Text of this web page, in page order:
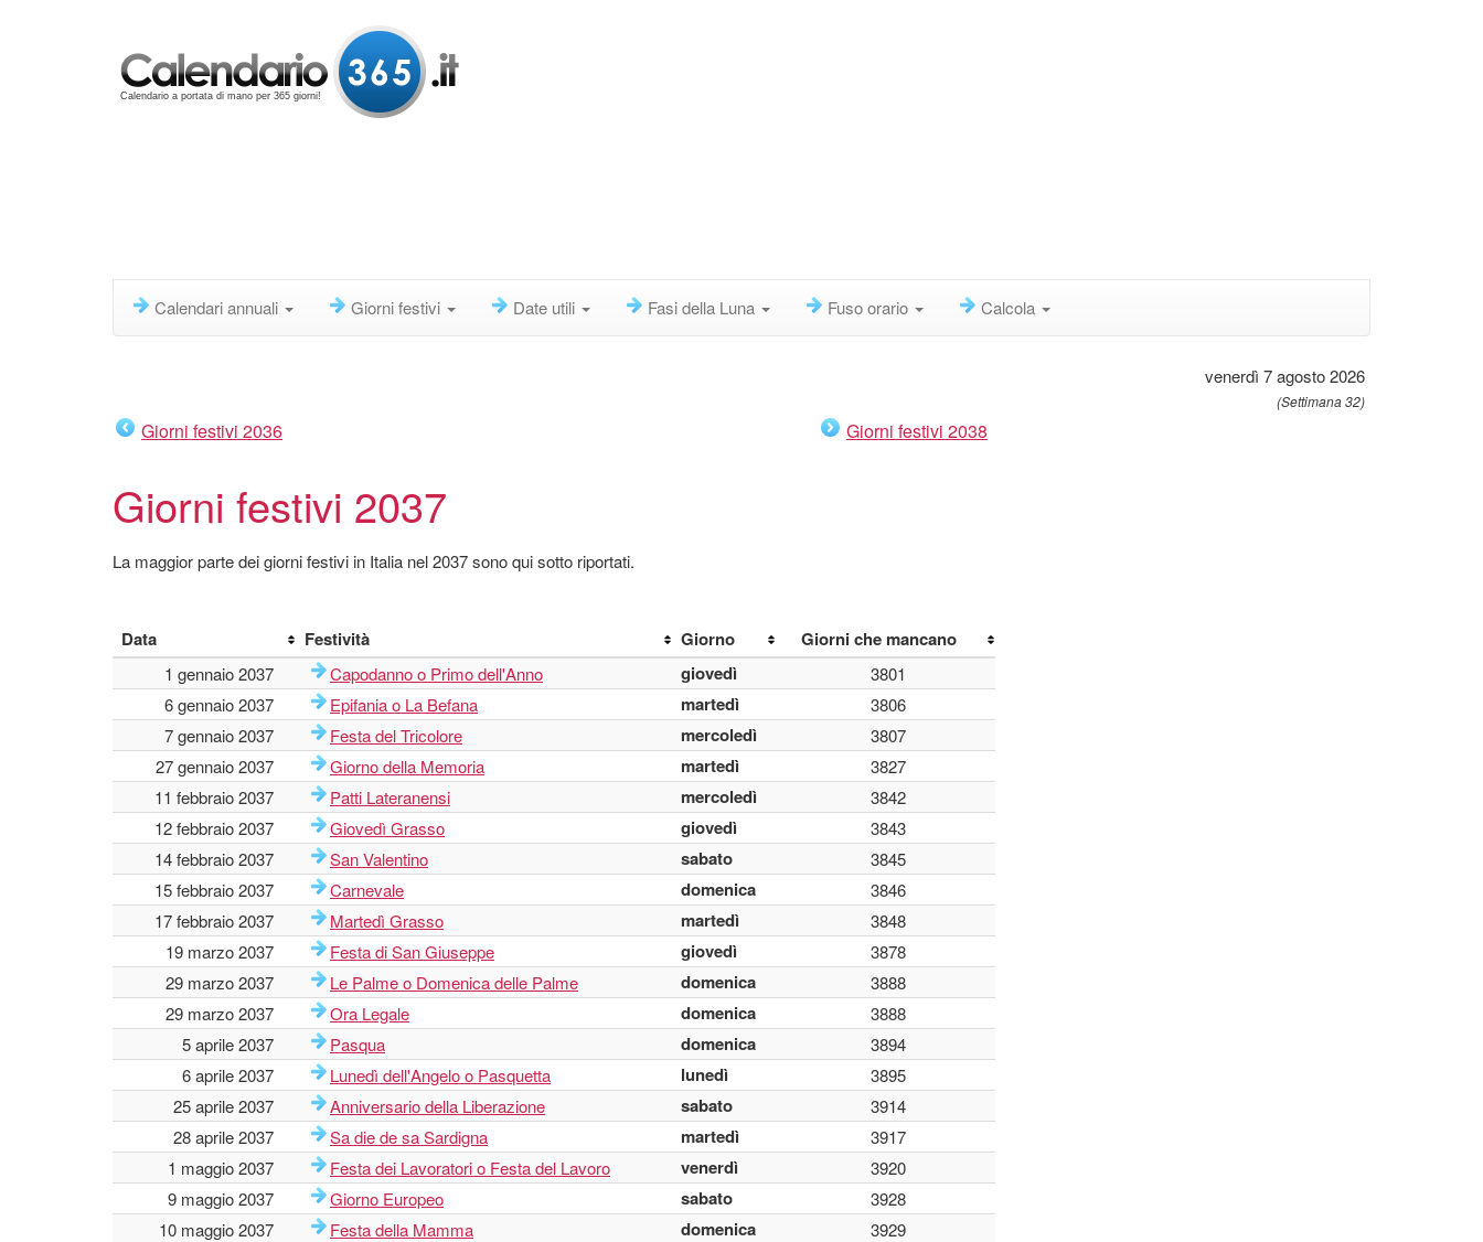
Calendario a portata di mano per 365 giorni!
Calendari annuali Giorni festivi Date utili Fasi della Luna Fuso orario Calcola
venerdì 7 agosto 2026
(Settimana 32)
Giorni festivi 2036 Giorni festivi 2038
Giorni festivi 2037
La maggior parte dei giorni festivi in Italia nel 2037 sono qui sotto riportati.
Data Festività Giorno Giorni che mancano
1 gennaio 2037 Capodanno o Primo dell'Anno giovedì
3801
6 gennaio 2037
Epifania o La Befana martedì
3806
7 gennaio 2037
Festa del Tricolore mercoledì
3807
27 gennaio 2037
Giorno della Memoria martedì
3827
11 febbraio 2037
Patti Lateranensi mercoledì
3842
12 febbraio 2037
Giovedì Grasso giovedì
3843
14 febbraio 2037
San Valentino sabato
3845
15 febbraio 2037
Carnevale domenica
3846
17 febbraio 2037
Martedì Grasso martedì
3848
19 marzo 2037
Festa di San Giuseppe giovedì
3878
29 marzo 2037
Le Palme o Domenica delle Palme domenica
3888
29 marzo 2037
Ora Legale domenica
3888
5 aprile 2037
Pasqua domenica
3894
6 aprile 2037
Lunedì dell'Angelo o Pasquetta lunedì
3895
25 aprile 2037
Anniversario della Liberazione sabato
3914
28 aprile 2037
Sa die de sa Sardigna martedì
3917
1 maggio 2037
Festa dei Lavoratori o Festa del Lavoro venerdì
3920
9 maggio 2037
Giorno Europeo sabato
3928
10 maggio 2037
Festa della Mamma domenica
3929